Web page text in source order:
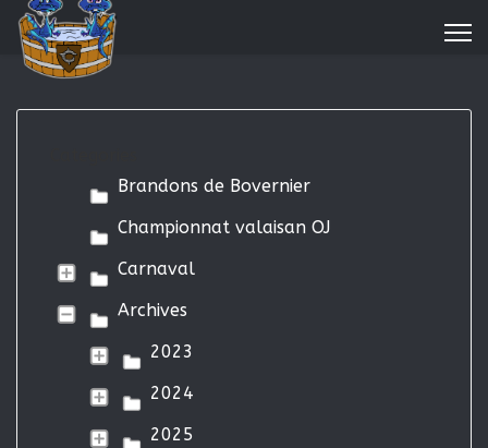
Brandons de Bovernier
Championnat valaisan OJ
Carnaval
Archives
2023
2024
2025